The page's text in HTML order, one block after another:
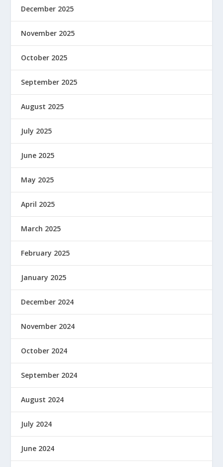
December 2025
November 2025
October 2025
September 2025
August 2025
July 2025
June 2025
May 2025
April 2025
March 2025
February 2025
January 2025
December 2024
November 2024
October 2024
September 2024
August 2024
July 2024
June 2024